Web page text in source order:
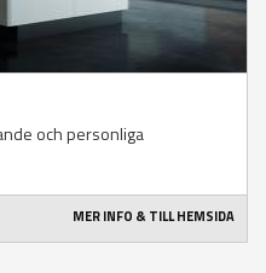
och personliga
MER INFO & TILL HEMSIDA